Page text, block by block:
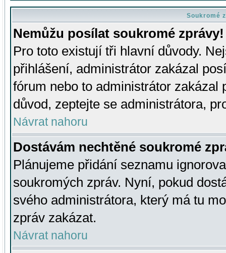
Soukromé
Nemůžu posílat soukromé zprávy!
Pro toto existují tři hlavní důvody.
přihlášení, administrátor zakázal
fórum nebo to administrátor zakázal
důvod, zeptejte se administrátora,
Návrat nahoru
Dostávám nechtěné soukromé
Plánujeme přidání seznamu
soukromých zpráv. Nyní, pokud
svého administrátora, který má tu
zpráv zakázat.
Návrat nahoru